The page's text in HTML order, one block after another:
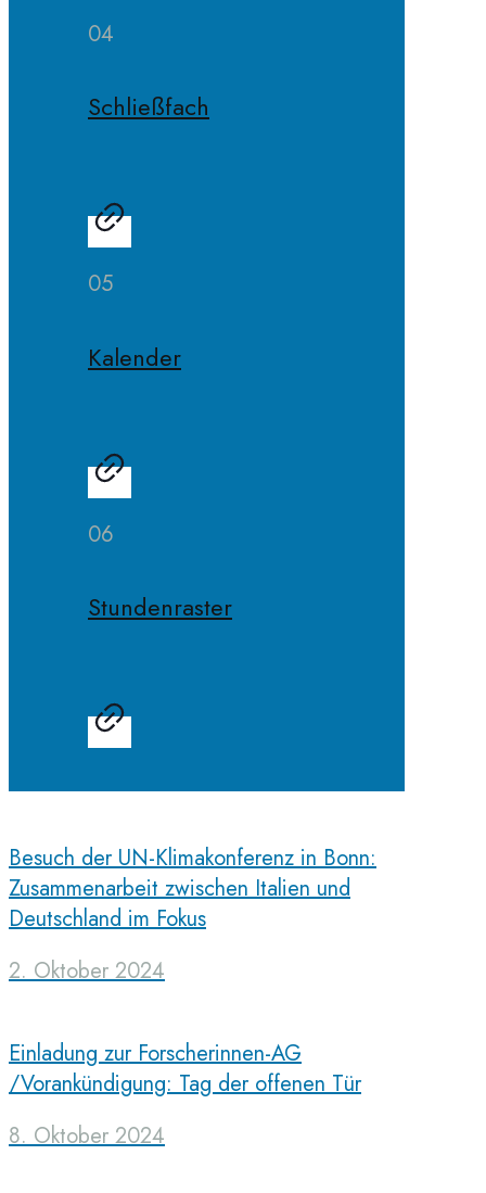
04
Schließfach
05
Kalender
06
Stundenraster
Besuch der UN-Klimakonferenz in Bonn:
Zusammenarbeit zwischen Italien und
Deutschland im Fokus
2. Oktober 2024
Einladung zur Forscherinnen-AG
/Vorankündigung: Tag der offenen Tür
8. Oktober 2024